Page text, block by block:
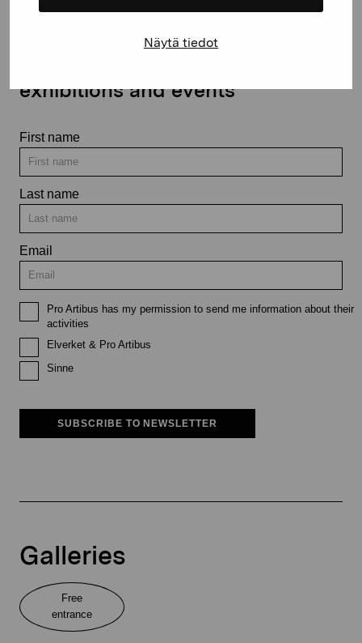
Näytä tiedot
exhibitions and events
First name
Last name
Email
Pro Artibus has my permission to send me information about their
activities
Elverket & Pro Artibus
Sinne
SUBSCRIBE TO NEWSLETTER
Galleries
Free
entrance